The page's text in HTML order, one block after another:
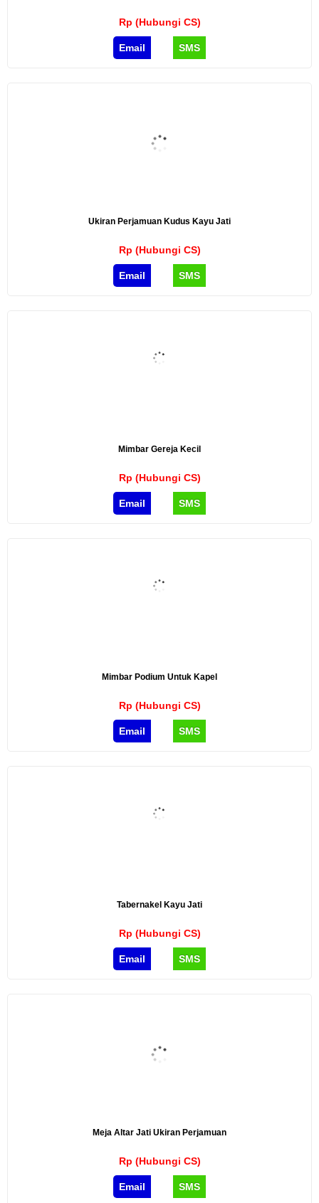
Rp (Hubungi CS)
Email SMS
Ukiran Perjamuan Kudus Kayu Jati
Rp (Hubungi CS)
Email SMS
Mimbar Gereja Kecil
Rp (Hubungi CS)
Email SMS
Mimbar Podium Untuk Kapel
Rp (Hubungi CS)
Email SMS
Tabernakel Kayu Jati
Rp (Hubungi CS)
Email SMS
Meja Altar Jati Ukiran Perjamuan
Rp (Hubungi CS)
Email SMS